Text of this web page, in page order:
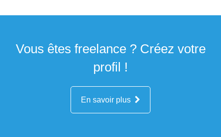
Vous êtes freelance ? Créez votre
profil !
En savoir plus